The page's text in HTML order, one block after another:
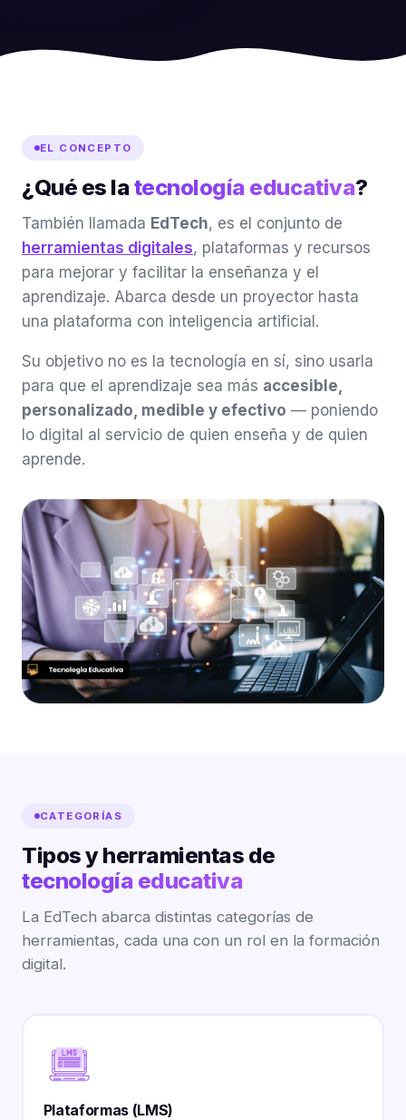
EL CONCEPTO
¿Qué es latecnología educativa?
También llamada EdTech, es el conjunto de
herramientas digitales, plataformas y recursos
para mejorar y facilitar la enseñanza y el
aprendizaje. Abarca desde un proyector hasta
una plataforma con inteligencia artificial.
Su objetivo no es la tecnología en sí, sino usarla
para que el aprendizaje sea más accesible,
personalizado, medible y efectivo — poniendo
lo digital al servicio de quien enseña y de quien
aprende.
CATEGORÍAS
Tipos y herramientas de
tecnología educativa
La EdTech abarca distintas categorías de
herramientas, cada una con un rol en la formación
digital.
Plataformas (LMS)